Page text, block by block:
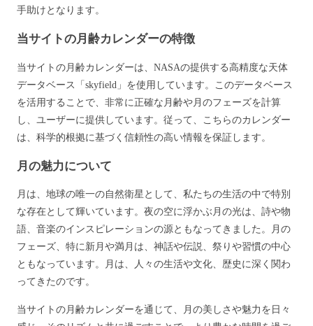
手助けとなります。
当サイトの月齢カレンダーの特徴
当サイトの月齢カレンダーは、NASAの提供する高精度な天体
データベース「skyfield」を使用しています。このデータベース
を活用することで、非常に正確な月齢や月のフェーズを計算
し、ユーザーに提供しています。従って、こちらのカレンダー
は、科学的根拠に基づく信頼性の高い情報を保証します。
月の魅力について
月は、地球の唯一の自然衛星として、私たちの生活の中で特別
な存在として輝いています。夜の空に浮かぶ月の光は、詩や物
語、音楽のインスピレーションの源ともなってきました。月の
フェーズ、特に新月や満月は、神話や伝説、祭りや習慣の中心
ともなっています。月は、人々の生活や文化、歴史に深く関わ
ってきたのです。
当サイトの月齢カレンダーを通じて、月の美しさや魅力を日々